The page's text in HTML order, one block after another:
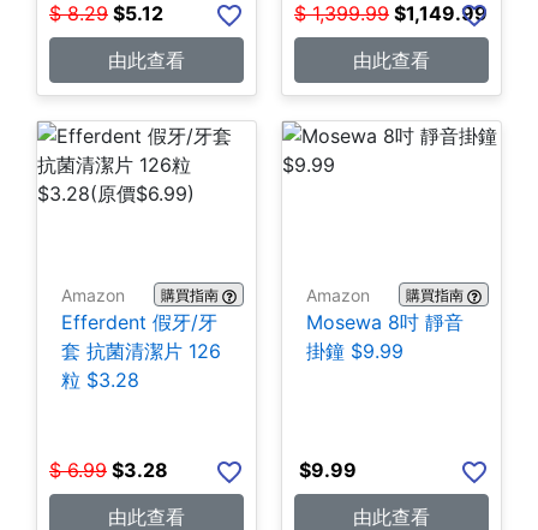
$ 8.29 $5.12
由此查看
$ 1,399.99 $1,149.99
由此查看
Amazon 購買指南
Efferdent 假牙/牙
套 抗菌清潔片 126
粒 $3.28
$ 6.99 $3.28
由此查看
Amazon 購買指南
Mosewa 8吋 靜音
掛鐘 $9.99
$9.99
由此查看